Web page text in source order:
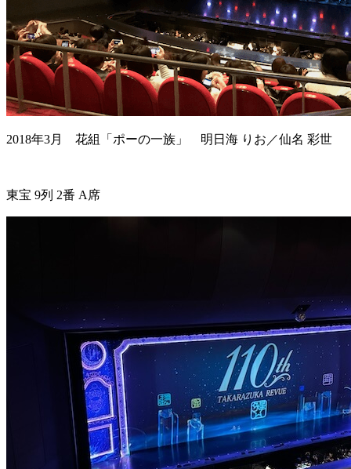
2018年3月 花組「ポーの一族」 明日海 りお／仙名 彩世
東宝 9列 2番 A席